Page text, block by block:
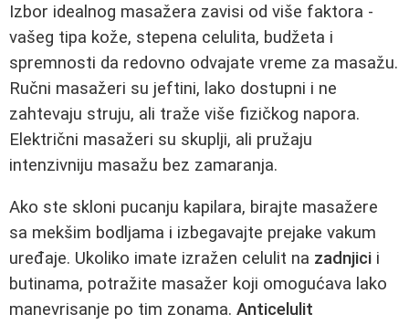
Izbor idealnog masažera zavisi od više faktora -
vašeg tipa kože, stepena celulita, budžeta i
spremnosti da redovno odvajate vreme za masažu.
Ručni masažeri su jeftini, lako dostupni i ne
zahtevaju struju, ali traže više fizičkog napora.
Električni masažeri su skuplji, ali pružaju
intenzivniju masažu bez zamaranja.
Ako ste skloni pucanju kapilara, birajte masažere
sa mekšim bodljama i izbegavajte prejake vakum
uređaje. Ukoliko imate izražen celulit na zadnjici i
butinama, potražite masažer koji omogućava lako
manevrisanje po tim zonama. Anticelulit